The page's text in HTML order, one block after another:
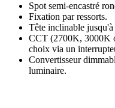
Spot semi-encastré
Fixation par ressorts.
Tête inclinable jusqu'à
CCT (2700K, 3000K
choix via un
Convertisseur
luminaire.